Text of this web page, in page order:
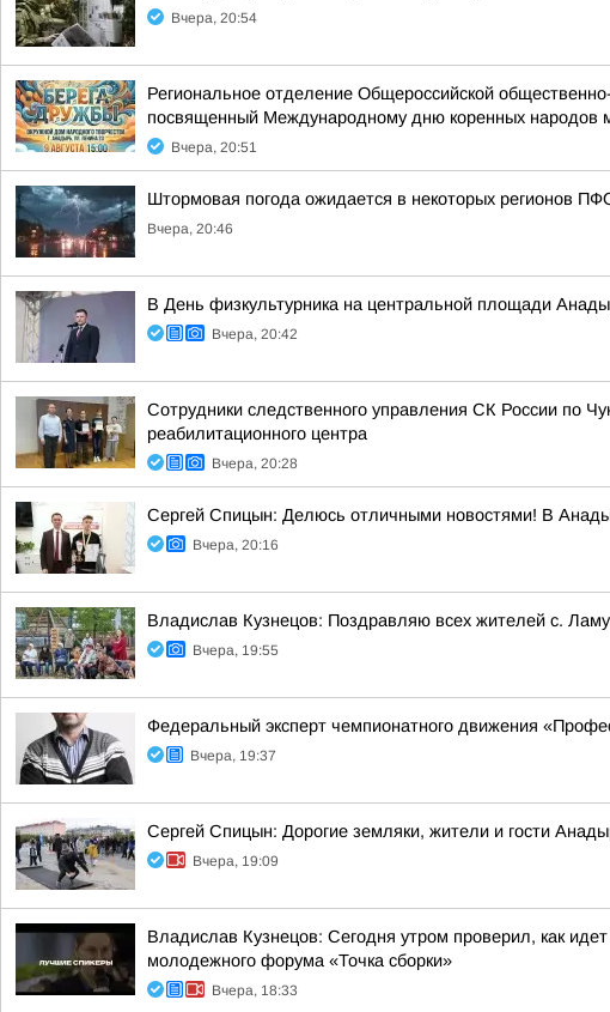
Вчера, 20:54
Региональное отделение Общероссийской
посвященный Международному дню коренных народов
Вчера, 20:51
Штормовая погода ожидается в некоторых регионов
Вчера, 20:46
В День физкультурника на центральной площади
Вчера, 20:42
Сотрудники следственного управления СК России по
реабилитационного центра
Вчера, 20:28
Сергей Спицын: Делюсь отличными новостями! В
Вчера, 20:16
Владислав Кузнецов: Поздравляю всех жителей с.
Вчера, 19:55
Федеральный эксперт чемпионатного движения
Вчера, 19:37
Сергей Спицын: Дорогие земляки, жители и гости
Вчера, 19:09
Владислав Кузнецов: Сегодня утром проверил, как
молодежного форума «Точка сборки»
Вчера, 18:33